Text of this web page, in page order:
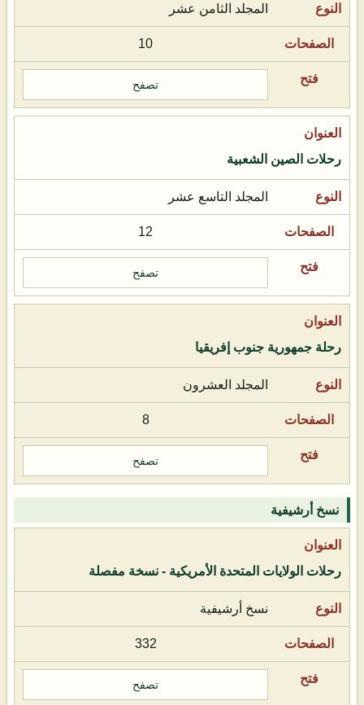
المجلد الثامن عشر
10
تصفح
رحلات الصين الشعبية
المجلد التاسع عشر
12
تصفح
رحلة جمهورية جنوب إفريقيا
المجلد العشرون
8
تصفح
نسخ أرشيفية
رحلات الولايات المتحدة الأمريكية - نسخة مفصلة
نسخ أرشيفية
332
تصفح